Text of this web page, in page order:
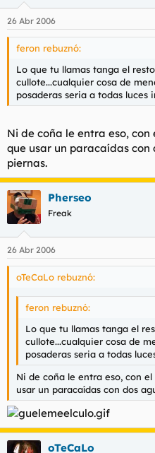
26 Abr 2006
feron rebuznó:
Lo que tu llamas tanga el
cullote...cualquier cosa de
posaderas seria a todas luces
Ni de coña le entra eso,
que usar un paracaídas
piernas.
Pherseo
Freak
26 Abr 2006
oTeCaLo rebuznó:
feron rebuznó:
Lo que tu llamas tanga el
cullote...cualquier cosa de
posaderas seria a todas
Ni de coña le entra eso, con
usar un paracaídas con dos
oTeCaLo